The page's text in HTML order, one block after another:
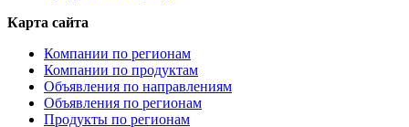
Карта сайта
Компании по регионам
Компании по продуктам
Объявления по направлениям
Объявления по регионам
Продукты по регионам